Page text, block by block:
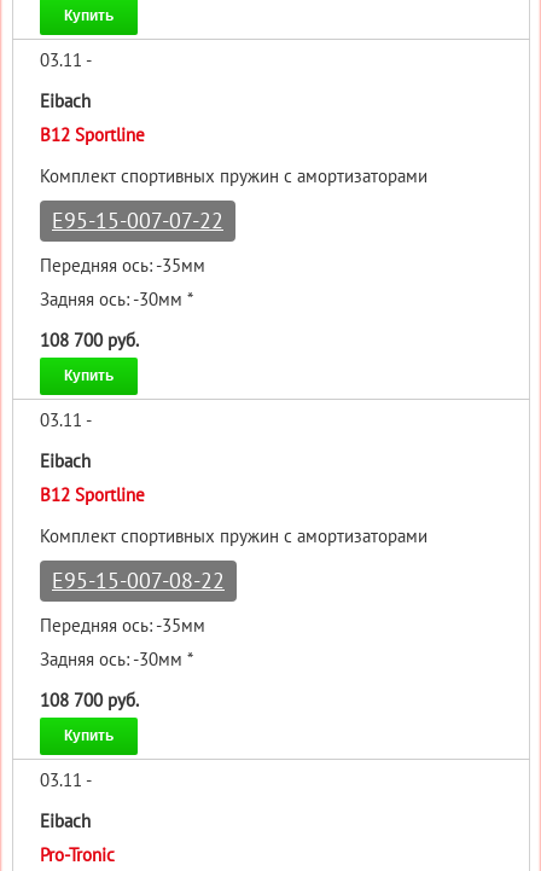
Купить
03.11 -
Eibach
B12 Sportline
Комплект спортивных пружин с амортизаторами
E95-15-007-07-22
Передняя ось: -35мм
Задняя ось: -30мм *
108 700 руб.
Купить
03.11 -
Eibach
B12 Sportline
Комплект спортивных пружин с амортизаторами
E95-15-007-08-22
Передняя ось: -35мм
Задняя ось: -30мм *
108 700 руб.
Купить
03.11 -
Eibach
Pro-Tronic